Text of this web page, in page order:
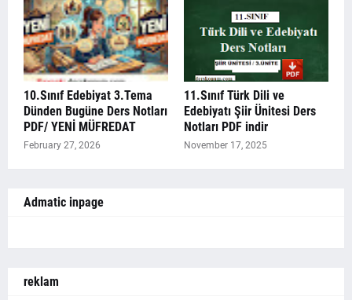
10.Sınıf Edebiyat 3.Tema
Dünden Bugüne Ders Notları
PDF/ YENİ MÜFREDAT
February 27, 2026
11.Sınıf Türk Dili ve
Edebiyatı Şiir Ünitesi Ders
Notları PDF indir
November 17, 2025
Admatic inpage
reklam